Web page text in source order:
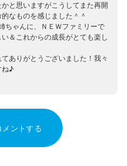
と思いますがこうしてまた再開
なものを感じました＾＾
ちゃんに、ＮＥＷファミリーで
＆これからの成長がとても楽し
ありがとうございました！我々
ね♪
メントする